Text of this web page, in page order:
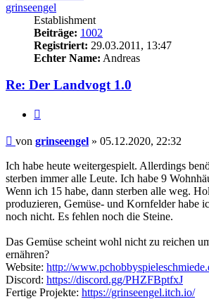
grinseengel
Establishment
Beiträge: 1002
Registriert: 29.03.2011, 13:47
Echter Name: Andreas
Re: Der Landvogt 1.0
Beitrag
von grinseengel » 05.12.2020, 22:32
Ich habe heute weitergespielt. Allerdings
sterben immer alle Leute. Ich habe 9
Wenn ich 15 habe, dann sterben alle weg.
produzieren, Gemüse- und Kornfelder habe
noch nicht. Es fehlen noch die Steine.
Das Gemüse scheint wohl nicht zu reichen
ernähren?
Website: http://
Discord: https://discord.gg/PHZFBptfxJ
Fertige Projekte: https://grinseengel.itch.io/